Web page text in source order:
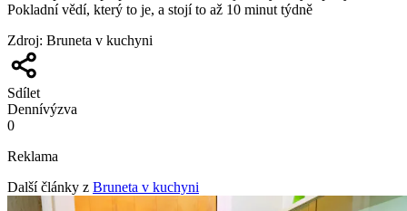
Pokladní vědí, který to je, a stojí to až 10 minut týdně
Zdroj: Bruneta v kuchyni
Sdílet
Dennívýzva
0
Reklama
Další články z Bruneta v kuchyni